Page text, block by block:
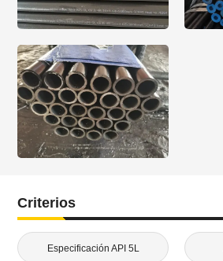
Criterios
Especificación API 5L